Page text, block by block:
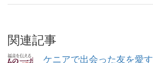
ビ
ゲ
関連記事
ケニアで出会った友を愛す